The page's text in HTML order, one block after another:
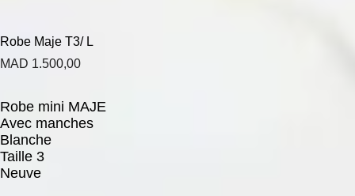
Robe Maje T3/ L
MAD 1.500,00
Robe mini MAJE
Avec manches
Blanche
Taille 3
Neuve